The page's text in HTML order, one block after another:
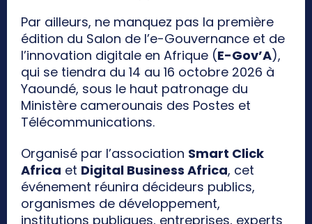
Par ailleurs, ne manquez pas la première
édition du Salon de l’e-Gouvernance et de
l’innovation digitale en Afrique (E-Gov’A),
qui se tiendra du 14 au 16 octobre 2026 à
Yaoundé, sous le haut patronage du
Ministère camerounais des Postes et
Télécommunications.
Organisé par l’association Smart Click
Africa et Digital Business Africa, cet
événement réunira décideurs publics,
organismes de développement,
institutions publiques, entreprises, experts